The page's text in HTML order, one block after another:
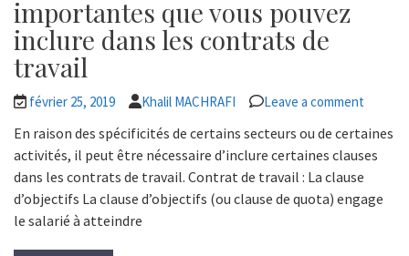
importantes que vous pouvez
inclure dans les contrats de
travail
février 25, 2019 Khalil MACHRAFI Leave a comment
En raison des spécificités de certains secteurs ou de certaines
activités, il peut être nécessaire d’inclure certaines clauses
dans les contrats de travail. Contrat de travail : La clause
d’objectifs La clause d’objectifs (ou clause de quota) engage
le salarié à atteindre